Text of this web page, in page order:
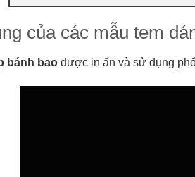
của các mẫu tem
bánh bao được in ấn và sử dụng